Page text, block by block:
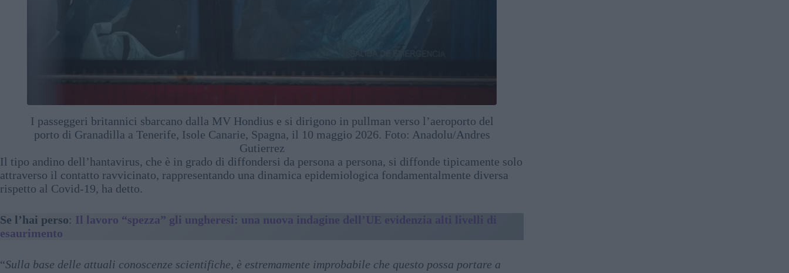
I passeggeri britannici sbarcano dalla MV Hondius e si dirigono in pullman verso l’aeroporto del
porto di Granadilla a Tenerife, Isole Canarie, Spagna, il 10 maggio 2026. Foto: Anadolu/Andres
Gutierrez
Il tipo andino dell’hantavirus, che è in grado di diffondersi da persona a persona, si diffonde tipicamente solo
attraverso il contatto ravvicinato, rappresentando una dinamica epidemiologica fondamentalmente diversa
rispetto al Covid-19, ha detto.
Se l’hai perso: Il lavoro “spezza” gli ungheresi: una nuova indagine dell’UE evidenzia alti livelli di
esaurimento
“Sulla base delle attuali conoscenze scientifiche, è estremamente improbabile che questo possa portare a